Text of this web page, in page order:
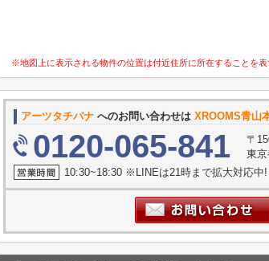
※地図上に表示される物件の位置は付近住所に所在することを
アーツタチバナ へのお問い合わせは XROOMS青山
0120-065-841
〒
東
10:30~18:30 ※LINEは21時まで拡大対応